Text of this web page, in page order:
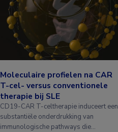
Moleculaire profielen na CAR
T-cel- versus conventionele
therapie bij SLE
CD19-CAR T-celtherapie induceert een
substantiële onderdrukking van
immunologische pathways die